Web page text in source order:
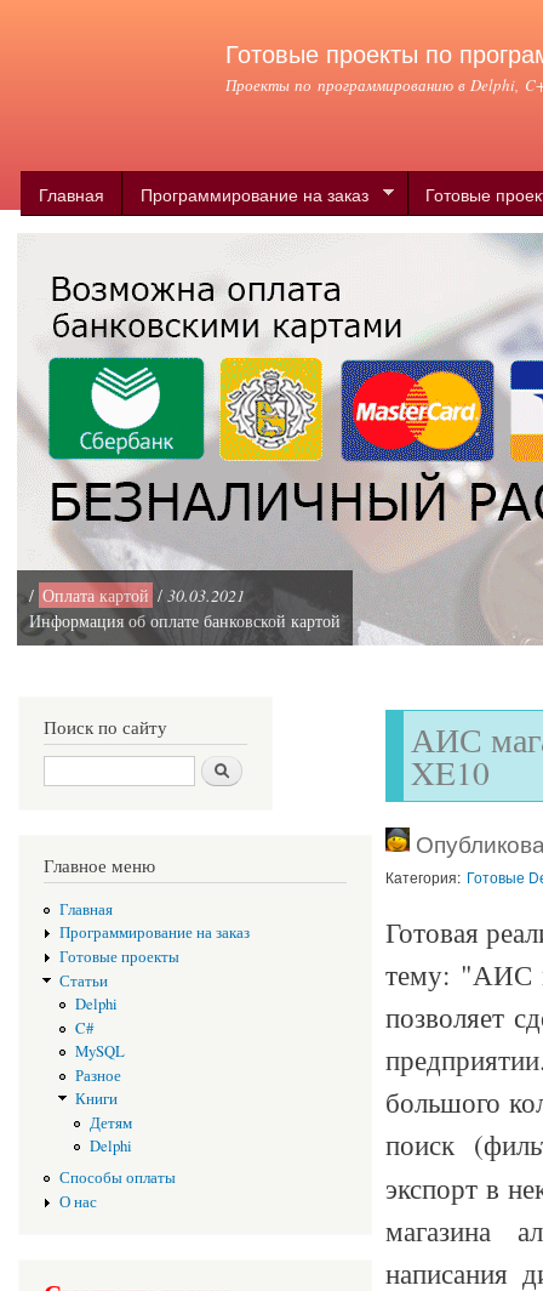
Готовые проекты по
Проекты по программированию в Delphi,
Главная Программирование на заказ Готовые
/ Оплата картой / 30.03.2021
Информация об оплате банковской картой
Поиск по сайту
Поиск
Главное меню
Главная
Программирование на заказ
Готовые проекты
Статьи
Delphi
C#
MySQL
Разное
Книги
Детям
Delphi
Способы оплаты
О нас
АИС
XE10
Категория: Готовые
Готовая
тему: "АИС
позволяет
большого
поиск
экспорт в
магазина
написания